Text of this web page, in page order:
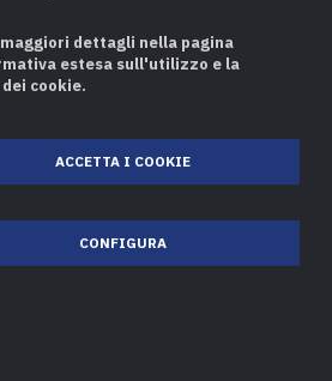
32mila enti e circa 1,2 milioni di
sul territorio nazionale, la Pubblica
un settore strategico per contribuire
misure di riduzione del consumo di
con il Regolamento 2022/1369
dettagli nella pagina
estesa sull'utilizzo e la
cookie.
ACCETTA I COOKIE
CONFIGURA